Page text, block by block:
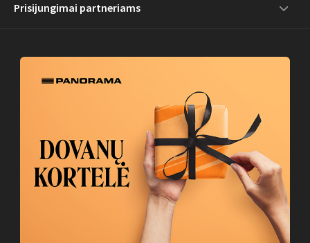
Prisijungimai partneriams